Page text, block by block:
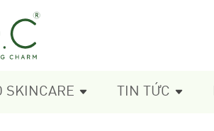
SKINCARE TIN TỨC